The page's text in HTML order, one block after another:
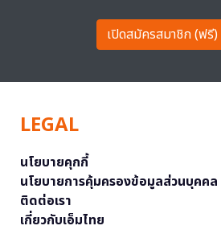
เปิดสมัครสมาชิก (ฟรี)
LEGAL
นโยบายคุกกี้
นโยบายการคุ้มครองข้อมูลส่วนบุคคล
ติดต่อเรา
เกี่ยวกับเอ็มไทย